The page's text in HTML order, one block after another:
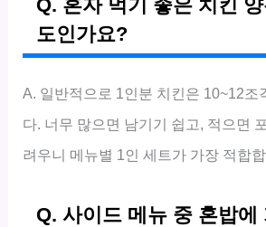
Q. 혼자 먹기 좋은 치킨
도인가요?
A. 일반적으로 1인분 치킨은 10~12조
다. 너무 많으면 남기기 쉽고, 적으면
려우니 메뉴별 1인 세트가 가장 적합합
Q. 사이드 메뉴 중 혼밥에